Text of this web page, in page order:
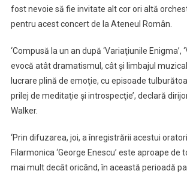
fost nevoie să fie invitate alt cor ori altă
pentru acest concert de la Ateneul Român.
‘Compusă la un an după ‘Variaţiunile Enigma’,
evocă atât dramatismul, cât şi limbajul
lucrare plină de emoţie, cu episoade
prilej de meditaţie şi introspecţie’, declară
Walker.
‘Prin difuzarea, joi, a înregistrării acestui
Filarmonica ‘George Enescu’ este aproape de
mai mult decât oricând, în această perioadă